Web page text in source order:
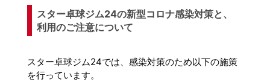
スター卓球ジム24の新型コロナ感染対策と、
利用のご注意について
スター卓球ジム24では、感染対策のため以下の施策
を行っています。